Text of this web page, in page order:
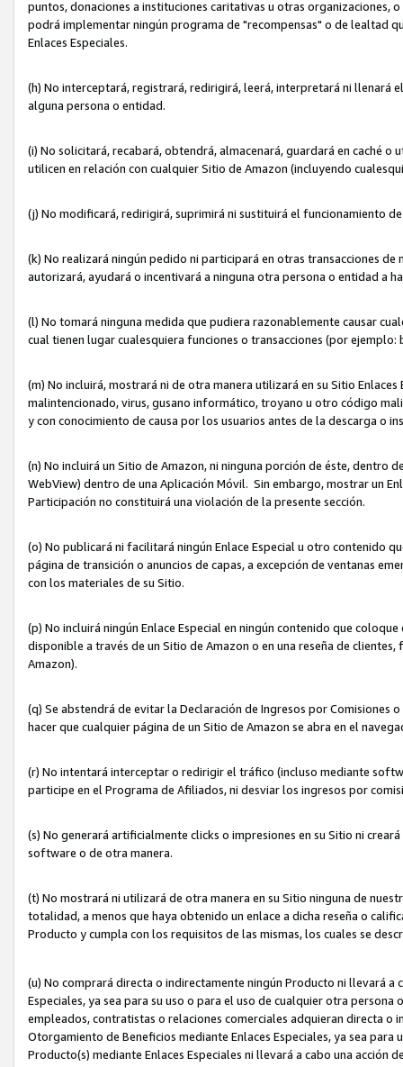
puntos, donaciones a instituciones caritativas u otras organizaciones,
podrá implementar ningún programa de "recompensas" o de lealtad
Enlaces Especiales.
(h) No interceptará, registrará, redirigirá, leerá, interpretará ni
alguna persona o entidad.
(i) No solicitará, recabará, obtendrá, almacenará, guardará en caché
utilicen en relación con cualquier Sitio de Amazon (incluyendo
(j) No modificará, redirigirá, suprimirá ni sustituirá el funcionamiento
(k) No realizará ningún pedido ni participará en otras transacciones
autorizará, ayudará o incentivará a ninguna otra persona o entidad a
(l) No tomará ninguna medida que pudiera razonablemente causar
cual tienen lugar cualesquiera funciones o transacciones (por
(m) No incluirá, mostrará ni de otra manera utilizará en su Sitio
malintencionado, virus, gusano informático, troyano u otro código
y con conocimiento de causa por los usuarios antes de la descarga
(n) No incluirá un Sitio de Amazon, ni ninguna porción de éste,
WebView) dentro de una Aplicación Móvil. Sin embargo, mostrar un
Participación no constituirá una violación de la presente sección.
(o) No publicará ni facilitará ningún Enlace Especial u otro contenido
página de transición o anuncios de capas, a excepción de ventanas
con los materiales de su Sitio.
(p) No incluirá ningún Enlace Especial en ningún contenido que
disponible a través de un Sitio de Amazon o en una reseña de
Amazon).
(q) Se abstendrá de evitar la Declaración de Ingresos por
hacer que cualquier página de un Sitio de Amazon se abra en el
(r) No intentará interceptar o redirigir el tráfico (incluso mediante
participe en el Programa de Afiliados, ni desviar los ingresos por
(s) No generará artificialmente clicks o impresiones en su Sitio ni
software o de otra manera.
(t) No mostrará ni utilizará de otra manera en su Sitio ninguna de
totalidad, a menos que haya obtenido un enlace a dicha reseña o
Producto y cumpla con los requisitos de las mismas, los cuales se
(u) No comprará directa o indirectamente ningún Producto ni llevará a
Especiales, ya sea para su uso o para el uso de cualquier otra
empleados, contratistas o relaciones comerciales adquieran directa o
Otorgamiento de Beneficios mediante Enlaces Especiales, ya sea
Producto(s) mediante Enlaces Especiales ni llevará a cabo una